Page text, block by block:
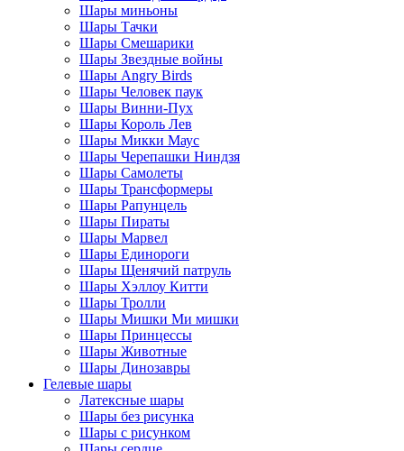
Шары миньоны
Шары Тачки
Шары Смешарики
Шары Звездные войны
Шары Angry Birds
Шары Человек паук
Шары Винни-Пух
Шары Король Лев
Шары Микки Маус
Шары Черепашки Ниндзя
Шары Самолеты
Шары Трансформеры
Шары Рапунцель
Шары Пираты
Шары Марвел
Шары Единороги
Шары Щенячий патруль
Шары Хэллоу Китти
Шары Тролли
Шары Мишки Ми мишки
Шары Принцессы
Шары Животные
Шары Динозавры
Гелевые шары
Латексные шары
Шары без рисунка
Шары с рисунком